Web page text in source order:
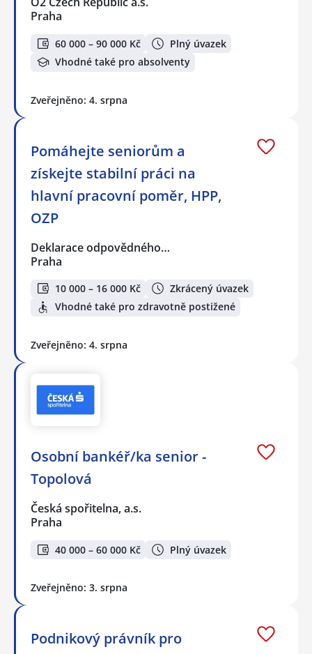
Praha
60 000 – 90 000 Kč
Plný úvazek
Vhodné také pro absolventy
Zveřejněno: 4. srpna
Pomáhejte seniorům a
získejte stabilní práci na
hlavní pracovní poměr, HPP,
OZP
Deklarace odpovědného…
Praha
10 000 – 16 000 Kč
Zkrácený úvazek
Vhodné také pro zdravotně postižené
Zveřejněno: 4. srpna
Osobní bankéř/ka senior -
Topolová
Česká spořitelna, a.s.
Praha
40 000 – 60 000 Kč Plný úvazek
Zveřejněno: 3. srpna
Podnikový právník pro